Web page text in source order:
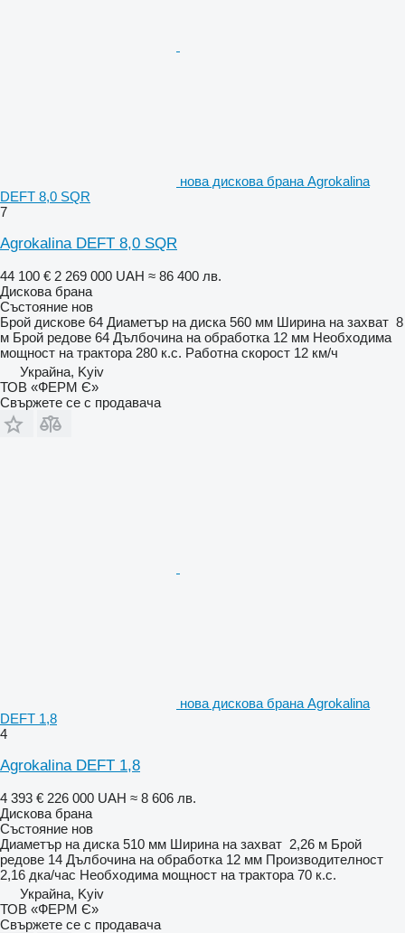
нова дискова брана Agrokalina
DEFT 8,0 SQR
7
Agrokalina DEFT 8,0 SQR
44 100 € 2 269 000 UAH ≈ 86 400 лв.
Дискова брана
Състояние нов
Брой дискове 64 Диаметър на диска 560 мм Ширина на захват 8
м Брой редове 64 Дълбочина на обработка 12 мм Необходима
мощност на трактора 280 к.с. Работна скорост 12 км/ч
Украйна, Kyiv
ТОВ «ФЕРМ Є»
Свържете се с продавача
нова дискова брана Agrokalina
DEFT 1,8
4
Agrokalina DEFT 1,8
4 393 € 226 000 UAH ≈ 8 606 лв.
Дискова брана
Състояние нов
Диаметър на диска 510 мм Ширина на захват 2,26 м Брой
редове 14 Дълбочина на обработка 12 мм Производителност
2,16 дка/час Необходима мощност на трактора 70 к.с.
Украйна, Kyiv
ТОВ «ФЕРМ Є»
Свържете се с продавача